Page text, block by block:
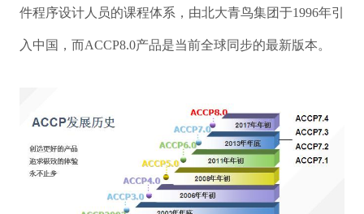
件程序设计人员的课程体系，由北大青鸟集团于1996年引
入中国，而ACCP8.0产品是当前全球同步的最新版本。